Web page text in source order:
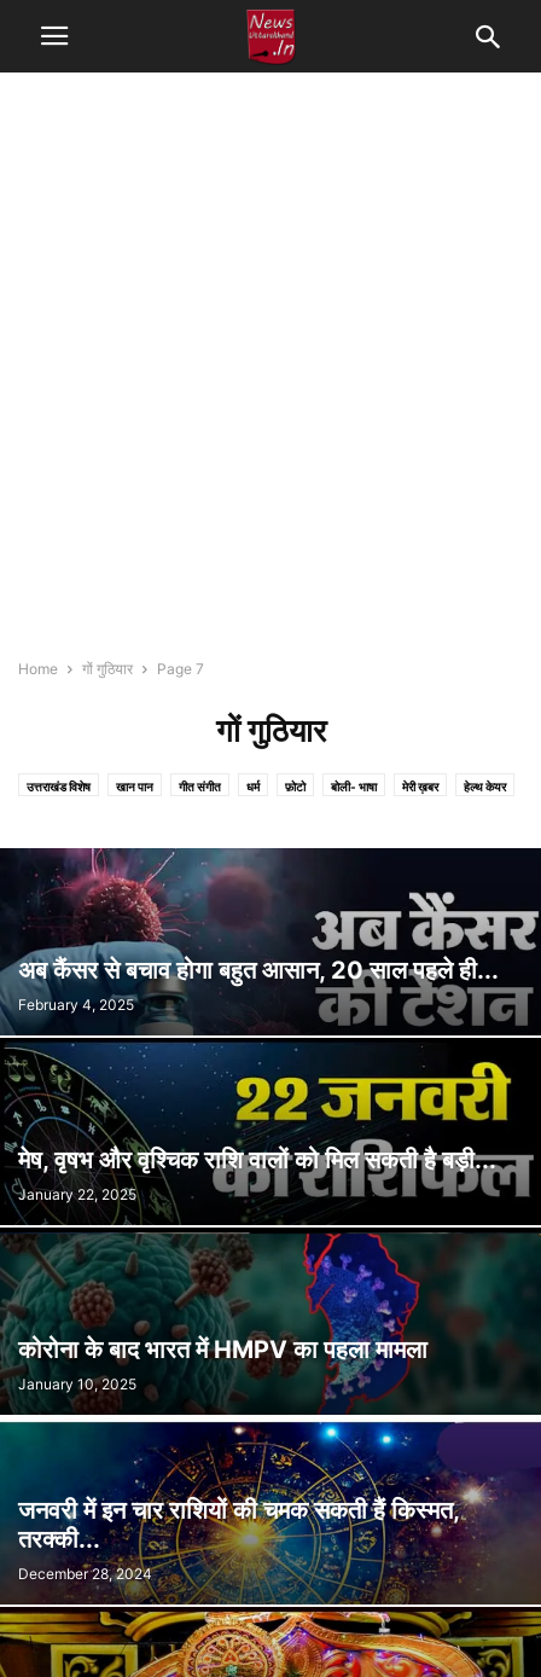
Home गों गुठियार Page 7
गों गुठियार
उत्तराखंड विशेष खान पान गीत संगीत धर्म फ़ोटो बोली- भाषा मेरी ख़बर हेल्थ केयर
अब कैंसर से बचाव होगा बहुत आसान, 20 साल पहले ही...
February 4, 2025
मेष, वृषभ और वृश्चिक राशि वालों को मिल सकती है बड़ी...
January 22, 2025
कोरोना के बाद भारत में HMPV का पहला मामला
January 10, 2025
जनवरी में इन चार राशियों की चमक सकती हैं किस्मत,
तरक्की...
December 28, 2024